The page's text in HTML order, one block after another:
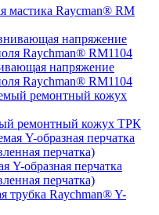
мастика Raycman® RM
напряжение
Raychman® RM1104
ремонтный кожух ТРК
Y-образная перчатка
перчатка)